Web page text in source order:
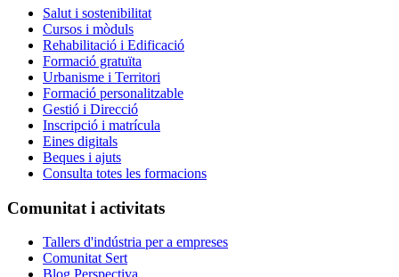
Salut i sostenibilitat
Cursos i mòduls
Rehabilitació i Edificació
Formació gratuïta
Urbanisme i Territori
Formació personalitzable
Gestió i Direcció
Inscripció i matrícula
Eines digitals
Beques i ajuts
Consulta totes les formacions
Comunitat i activitats
Tallers d'indústria per a empreses
Comunitat Sert